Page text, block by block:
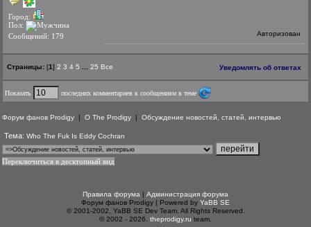
Город:
Пол:
Сообщений: 179
Авторизован
Страницы: [1] 2 3 4 5 25 Все Уведомлять об ответах
Показать последних комментариев к сообщениям в теме
Форум фанов Prodigy | О The Prodigy | Обсуждение новостей, статей, интервью
Тема: Who The Fuk Is Eddy Cochran
Переключиться в десктопный вид
Правила форума | Администрация форума
Форум фанов Prodigy | Powered by YaBB SE
© 2001-2002, YaBB SE Dev Team. All Rights Reserved.
© 2002 - 2026, theprodigy.ru team.